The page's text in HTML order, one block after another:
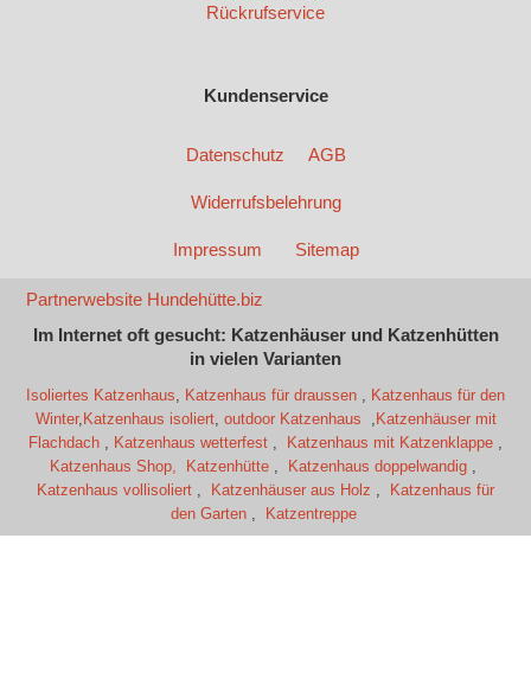
Rückrufservice
Kundenservice
Datenschutz AGB
Widerrufsbelehrung
Impressum Sitemap
Partnerwebsite Hundehütte.biz
Im Internet oft gesucht: Katzenhäuser und Katzenhütten
in vielen Varianten
Isoliertes Katzenhaus, Katzenhaus für draussen , Katzenhaus für den
Winter, Katzenhaus isoliert, outdoor Katzenhaus , Katzenhäuser mit
Flachdach , Katzenhaus wetterfest , Katzenhaus mit Katzenklappe ,
Katzenhaus Shop,
Katzenhütte , Katzenhaus doppelwandig ,
Katzenhaus vollisoliert , Katzenhäuser aus Holz ,
Katzenhaus für
den Garten, Katzentreppe